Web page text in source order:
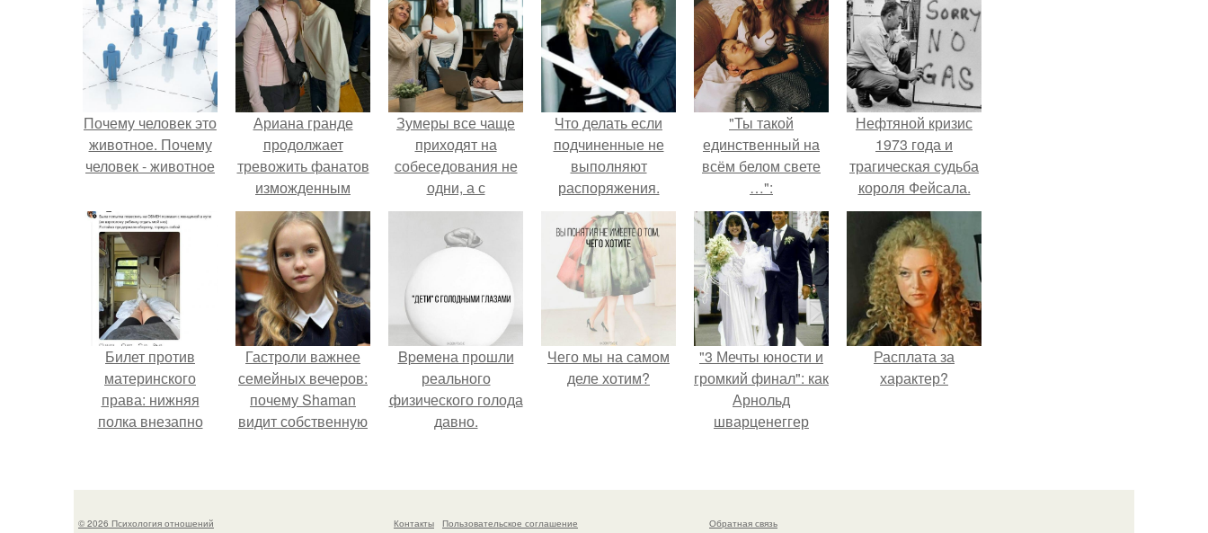
Почему человек это
животное. Почему
человек - животное
Ариана гранде
продолжает
тревожить фанатов
изможденным
Видом.
Зумеры все чаще
приходят на
собеседования не
одни, а с
родителями,
жалуются эйчары.
Что делать если
подчиненные не
выполняют
распоряжения.
Снятие взыскания
"Ты такой
единственный на
всём белом свете
…":
Нефтяной кризис
1973 года и
трагическая судьба
короля Фейсала.
Билет против
материнского
права: нижняя
полка внезапно
Гастроли важнее
семейных вечеров:
почему Shaman
видит собственную
вживую.
Bpeмена прошли
реального
физического голода
давно.
Чего мы на самом
деле хотим?
"3 Мечты юности и
громкий финал": как
Арнольд
шварценеггер
Кеннеди.
Расплата за
характер?
© 2026 Психология отношений Контакты Пользовательское соглашение Обратная связь